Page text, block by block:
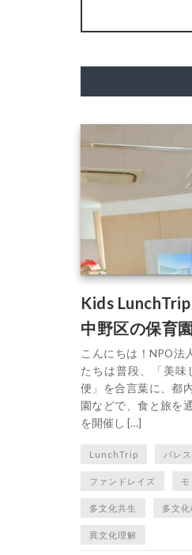
Kids
中野区の保育園
こんにちは！NPO法
たちは普段、「美
便」を合言葉に、都
園などで、食と旅を
を開催し […]
LunchTrip パレ
ファンドレイズ モ
多文化共生 多文化
異文化理解